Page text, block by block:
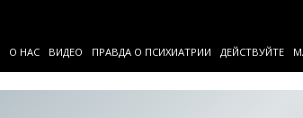
О НАС ВИДЕО ПРАВДА О ПСИХИАТРИИ ДЕЙСТВУЙТЕ